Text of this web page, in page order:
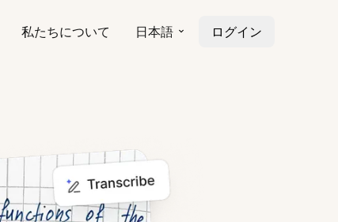
私たちについて 日本語 ログイン